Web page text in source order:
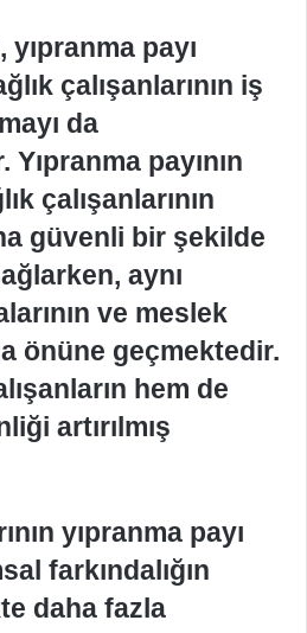
payı
çalışanlarının iş
da
payının
çalışanlarının
güvenli bir şekilde
aynı
ve meslek
önüne geçmektedir.
hem de
artırılmış
yıpranma payı
farkındalığın
daha fazla